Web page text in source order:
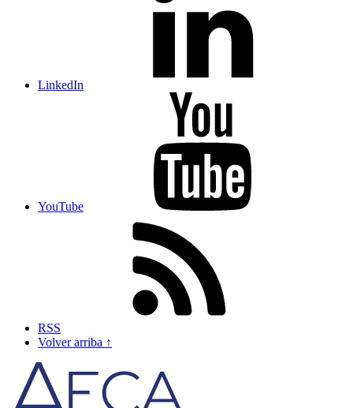
LinkedIn
YouTube
RSS
Volver arriba ↑